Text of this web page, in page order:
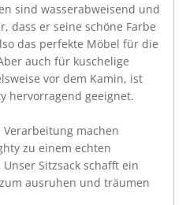
sind wasserabweisend und
dass er seine schöne Farbe
das perfekte Möbel für die
auch für kuschelige
vor dem Kamin, ist
hervorragend geeignet.
machen
zu einem echten
Sitzsack schafft ein
ausruhen und träumen